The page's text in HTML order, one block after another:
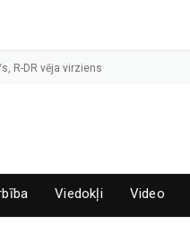
R-DR vēja virziens
Viedokļi Video